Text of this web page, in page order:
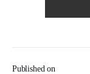
Published on